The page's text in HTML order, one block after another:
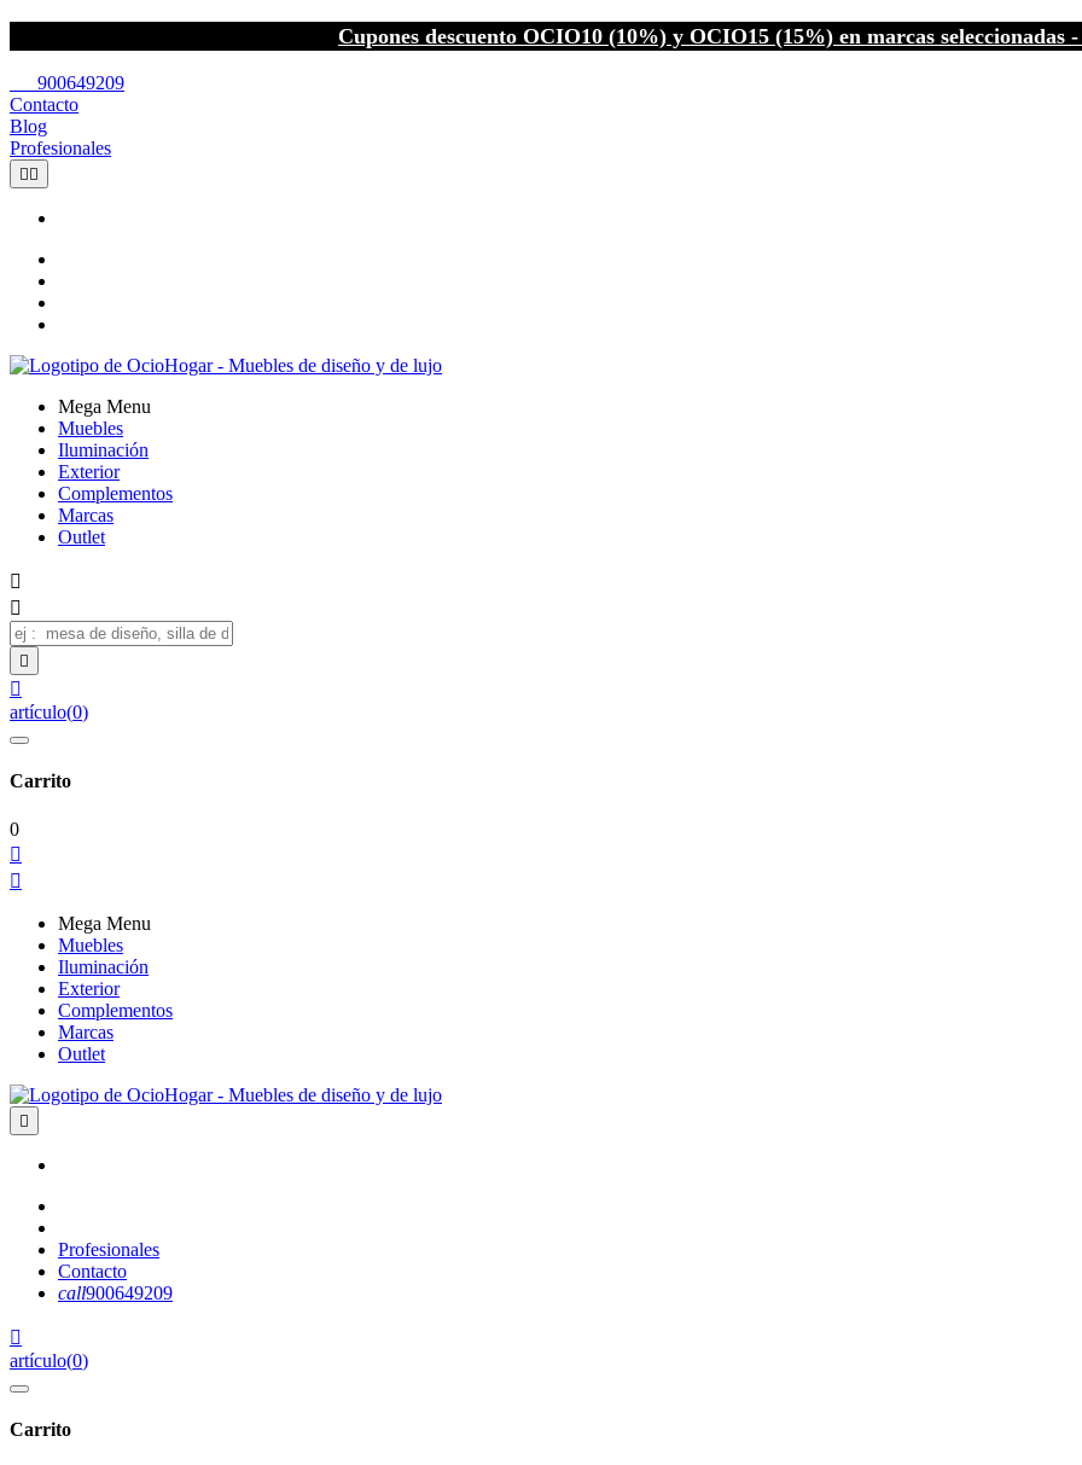
Cupones descuento OCIO10 (10%) y OCIO15 (15%) en marcas seleccionadas
900649209
Contacto
Blog
Profesionales
 
Mega Menu
Muebles
Iluminación
Exterior
Complementos
Marcas
Outlet




artículo(0)
Carrito
0


Mega Menu
Muebles
Iluminación
Exterior
Complementos
Marcas
Outlet

Profesionales
Contacto
call900649209

artículo(0)
Carrito